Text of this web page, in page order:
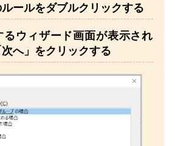
ールをダブルクリックする
るウィザード画面が表示され
へ」をクリックする